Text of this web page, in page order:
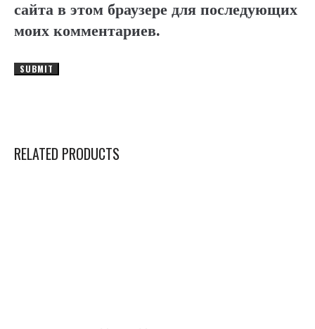
сайта в этом браузере для последующих
моих комментариев.
RELATED PRODUCTS